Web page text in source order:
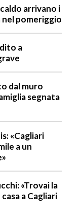
arrivano i
pomeriggio
a
dal muro
segnata
«Cagliari
a un
«Trovai la
a Cagliari